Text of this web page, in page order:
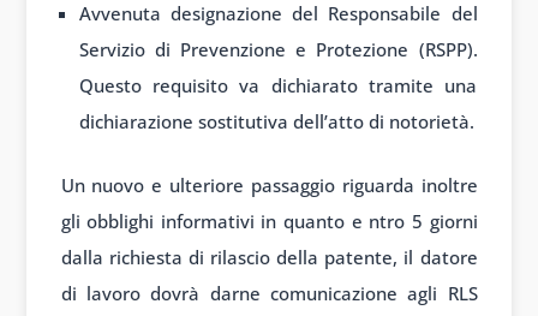
Avvenuta designazione del Responsabile del
Servizio di Prevenzione e Protezione (RSPP).
Questo requisito va dichiarato tramite una
dichiarazione sostitutiva dell’atto di notorietà.
Un nuovo e ulteriore passaggio riguarda inoltre
gli obblighi informativi in quanto e ntro 5 giorni
dalla richiesta di rilascio della patente, il datore
di lavoro dovrà darne comunicazione agli RLS